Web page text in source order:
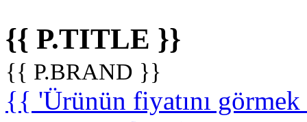
{{ P.TITLE }}
{{ P.BRAND }}
{{ 'Ürünün fiyatını